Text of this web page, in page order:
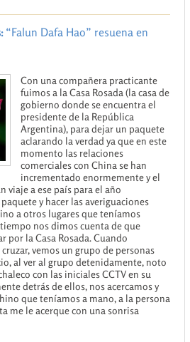
“Falun Dafa Hao” resuena en
Con una compañera practicante
fuimos a la Casa Rosada (la casa de
gobierno donde se encuentra el
presidente de la República
Argentina), para dejar un paquete
aclarando la verdad ya que en este
momento las relaciones
comerciales con China se han
incrementado enormemente y el
viaje a ese país para el año
y hacer las averiguaciones
a otros lugares que teníamos
nos dimos cuenta de que
por la Casa Rosada. Cuando
vemos un grupo de personas
al ver al grupo detenidamente, noto
con las iniciales CCTV en su
detrás de ellos, nos acercamos y
que teníamos a mano, a la persona
me le acerque con una sonrisa